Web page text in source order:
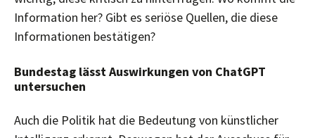
Information her? Gibt es seriöse Quellen, die diese
Informationen bestätigen?
Bundestag lässt Auswirkungen von ChatGPT
untersuchen
Auch die Politik hat die Bedeutung von künstlicher